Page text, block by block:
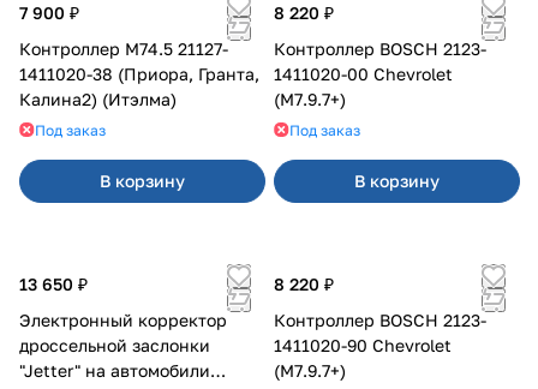
7 900 ₽
Контроллер М74.5 21127-
1411020-38 (Приора, Гранта,
Калина2) (Итэлма)
Под заказ
В корзину
8 220 ₽
Контроллер BOSCH 2123-
1411020-00 Chevrolet
(M7.9.7+)
Под заказ
В корзину
13 650 ₽
Электронный корректор
дроссельной заслонки
"Jetter" на автомобили
8 220 ₽
Контроллер BOSCH 2123-
1411020-90 Chevrolet
(M7.9.7+)